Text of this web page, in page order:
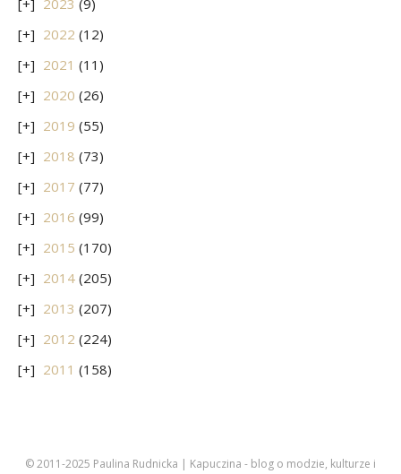
2023 (9)
2022 (12)
2021 (11)
2020 (26)
2019 (55)
2018 (73)
2017 (77)
2016 (99)
2015 (170)
2014 (205)
2013 (207)
2012 (224)
2011 (158)
© 2011-2025 Paulina Rudnicka | Kapuczina - blog o modzie, kulturze i